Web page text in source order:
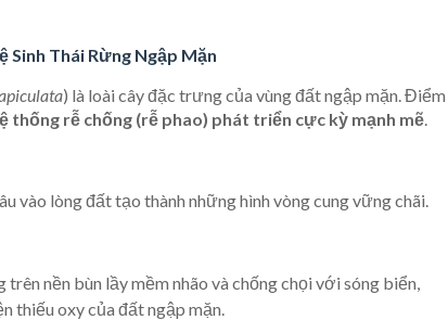
Thái Rừng Ngập Mặn
) là loài cây đặc trưng của vùng đất ngập mặn. Điểm
thống rễ chống (rễ phao) phát triển cực kỳ mạnh mẽ.
vào lòng đất tạo thành những hình vòng cung vững chãi.
trên nền bùn lầy mềm nhão và chống chọi với sóng biển,
thiếu oxy của đất ngập mặn.